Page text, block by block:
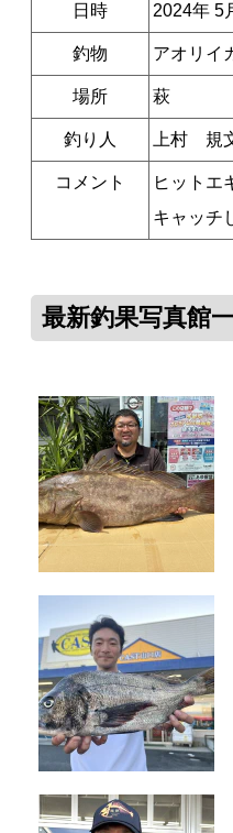
日時 2024年 5
釣物 アオリイ
場所 萩
釣り人 上村 規
コメント
ヒットエ
キャッチ
最新釣果写真館